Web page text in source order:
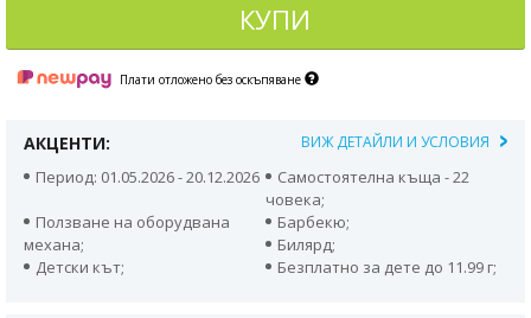
КУПИ
Плати отложено без оскъпяване
АКЦЕНТИ: ВИЖ ДЕТАЙЛИ И УСЛОВИЯ
Период: 01.05.2026 - 20.12.2026
Самостоятелна къща - 22
човека;
Ползване на оборудвана
механа;
Барбекю;
Билярд;
Детски кът;
Безплатно за дете до 11.99 г;